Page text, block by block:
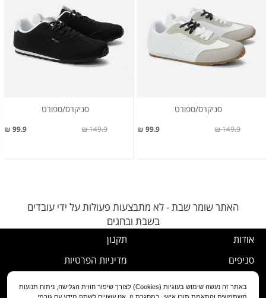
סניקרס/ספורט
99.9 ₪ 149.9 ₪
סניקרס/ספורט
99.9 ₪ 149.9 ₪
האתר שומר שבת - לא מתבצעות פעולות על ידי עובדים
בשבת ובחגים
אודות
סניפים
תקנון
מדיניות הפרטיות
נוהל ביטול עסקה
באתר זה נעשה שימוש בעוגיות (Cookies) לצורך שיפור חווית הגלישה, ניתוח תנועות